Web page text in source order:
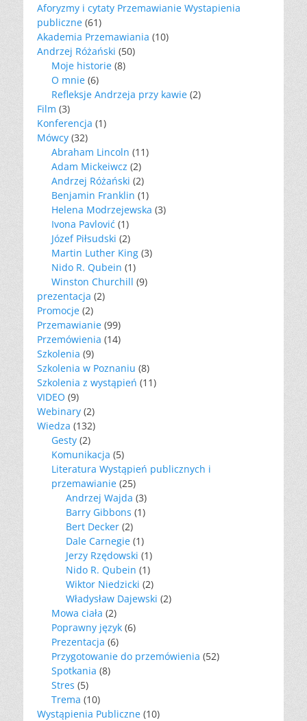
Aforyzmy i cytaty Przemawianie Wystapienia
publiczne (61)
Akademia Przemawiania (10)
Andrzej Różański (50)
Moje historie (8)
O mnie (6)
Refleksje Andrzeja przy kawie (2)
Film (3)
Konferencja (1)
Mówcy (32)
Abraham Lincoln (11)
Adam Mickeiwcz (2)
Andrzej Różański (2)
Benjamin Franklin (1)
Helena Modrzejewska (3)
Ivona Pavlović (1)
Józef Piłsudski (2)
Martin Luther King (3)
Nido R. Qubein (1)
Winston Churchill (9)
prezentacja (2)
Promocje (2)
Przemawianie (99)
Przemówienia (14)
Szkolenia (9)
Szkolenia w Poznaniu (8)
Szkolenia z wystąpień (11)
VIDEO (9)
Webinary (2)
Wiedza (132)
Gesty (2)
Komunikacja (5)
Literatura Wystąpień publicznych i
przemawianie (25)
Andrzej Wajda (3)
Barry Gibbons (1)
Bert Decker (2)
Dale Carnegie (1)
Jerzy Rzędowski (1)
Nido R. Qubein (1)
Wiktor Niedzicki (2)
Władysław Dajewski (2)
Mowa ciała (2)
Poprawny język (6)
Prezentacja (6)
Przygotowanie do przemówienia (52)
Spotkania (8)
Stres (5)
Trema (10)
Wystąpienia Publiczne (10)